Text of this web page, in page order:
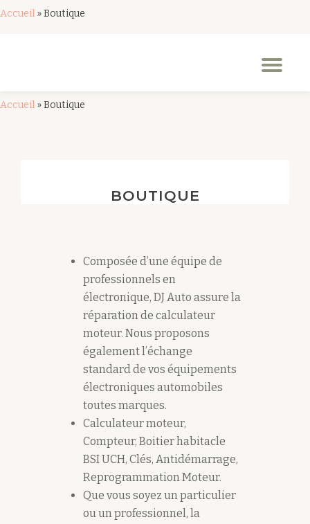
Accueil »Boutique
Accueil »Boutique
BOUTIQUE
Composée d’une équipe de
professionnels en
électronique, DJ Auto assure la
réparation de calculateur
moteur. Nous proposons
également l’échange
standard de vos équipements
électroniques automobiles
toutes marques.
Calculateur moteur,
Compteur, Boitier habitacle
BSI UCH, Clés, Antidémarrage,
Reprogrammation Moteur.
Que vous soyez un particulier
ou un professionnel, la